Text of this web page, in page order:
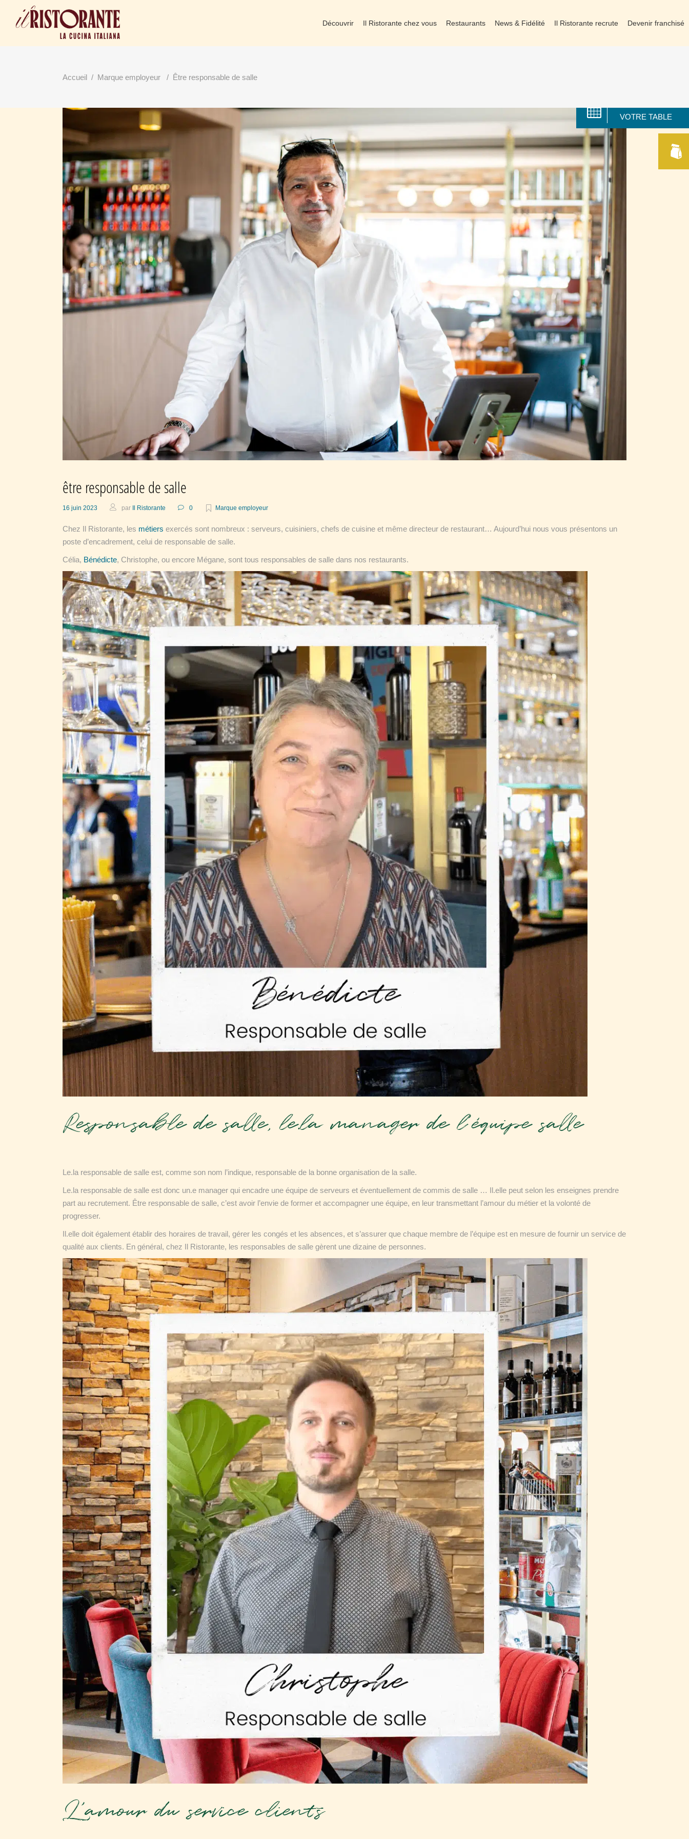
Découvrir Il Ristorante chez vous Restaurants News & Fidélité Il Ristorante recrute Devenir franchisé
Accueil / Marque employeur / Être responsable de salle
être responsable de salle
16 juin 2023 par Il Ristorante 0 Marque employeur
Chez Il Ristorante, les métiers exercés sont nombreux : serveurs, cuisiniers, chefs de cuisine et même directeur de restaurant… Aujourd’hui nous vous présentons un
poste d’encadrement, celui de responsable de salle.
Célia, Bénédicte, Christophe, ou encore Mégane, sont tous responsables de salle dans nos restaurants.
Responsable de salle, le.la manager de l’équipe salle
Le.la responsable de salle est, comme son nom l’indique, responsable de la bonne organisation de la salle.
Le.la responsable de salle est donc un.e manager qui encadre une équipe de serveurs et éventuellement de commis de salle … Il.elle peut selon les enseignes prendre
part au recrutement. Être responsable de salle, c’est avoir l’envie de former et accompagner une équipe, en leur transmettant l’amour du métier et la volonté de
progresser.
Il.elle doit également établir des horaires de travail, gérer les congés et les absences, et s’assurer que chaque membre de l’équipe est en mesure de fournir un service de
qualité aux clients. En général, chez Il Ristorante, les responsables de salle gèrent une dizaine de personnes.
L’amour du service clients
VOTRE TABLE